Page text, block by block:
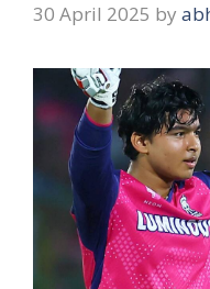
30 April 2025 by